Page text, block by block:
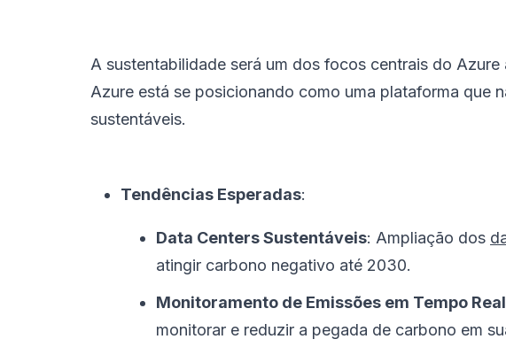
A sustentabilidade será um dos focos centrais do
Azure está se posicionando como uma plataforma que
sustentáveis.
Tendências Esperadas:
Data Centers Sustentáveis: Ampliação dos
atingir carbono negativo até 2030.
Monitoramento de Emissões em Tempo Real
monitorar e reduzir a pegada de carbono em